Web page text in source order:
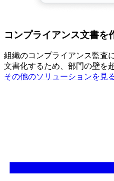
コンプライアンス文書を
組織のコンプライアンス監査
文書化するため、部門の壁を
その他のソリューションを見